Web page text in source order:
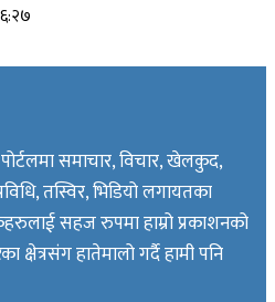
समाचार, विचार, खेलकुद,
तस्विर, भिडियो लगायतका
सहज रुपमा हाम्रो प्रकाशनको
क्षेत्रसंग हातेमालो गर्दै हामी पनि